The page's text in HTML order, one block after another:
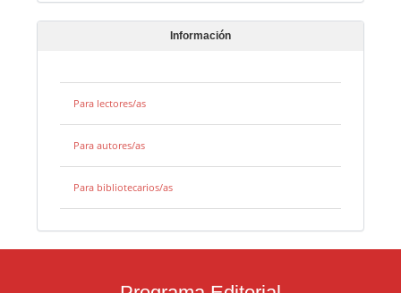
Información
Para lectores/as
Para autores/as
Para bibliotecarios/as